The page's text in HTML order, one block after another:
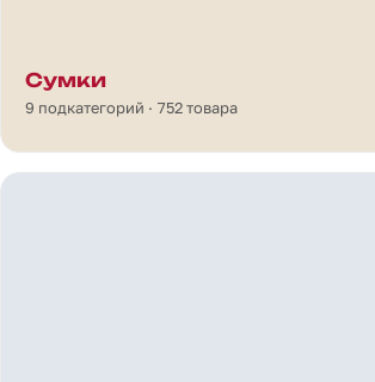
Сумки
9 подкатегорий · 752 товара